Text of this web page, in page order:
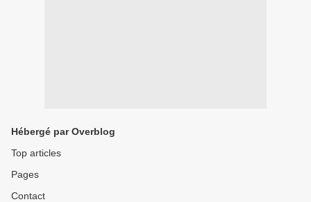
Hébergé par Overblog
Top articles
Pages
Contact